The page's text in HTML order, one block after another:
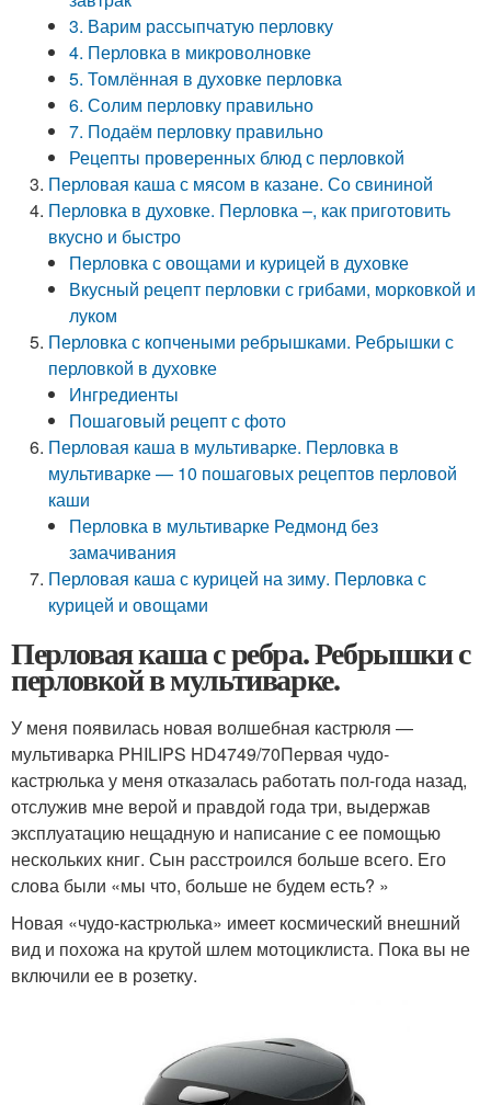
3. Варим рассыпчатую перловку
4. Перловка в микроволновке
5. Томлённая в духовке перловка
6. Солим перловку правильно
7. Подаём перловку правильно
Рецепты проверенных блюд с перловкой
Перловая каша с мясом в казане. Со свининой
Перловка в духовке. Перловка –, как приготовить
вкусно и быстро
Перловка с овощами и курицей в духовке
Вкусный рецепт перловки с грибами, морковкой и
луком
Перловка с копчеными ребрышками. Ребрышки с
перловкой в духовке
Ингредиенты
Пошаговый рецепт с фото
Перловая каша в мультиварке. Перловка в
мультиварке — 10 пошаговых рецептов перловой
каши
Перловка в мультиварке Редмонд без
замачивания
Перловая каша с курицей на зиму. Перловка с
курицей и овощами
Перловая каша с ребра. Ребрышки с
перловкой в мультиварке.
У меня появилась новая волшебная кастрюля —
мультиварка PHILIPS HD4749/70Первая чудо-
кастрюлька у меня отказалась работать пол-года назад,
отслужив мне верой и правдой года три, выдержав
эксплуатацию нещадную и написание с ее помощью
нескольких книг. Сын расстроился больше всего. Его
слова были «мы что, больше не будем есть? »
Новая «чудо-кастрюлька» имеет космический внешний
вид и похожа на крутой шлем мотоциклиста. Пока вы не
включили ее в розетку.